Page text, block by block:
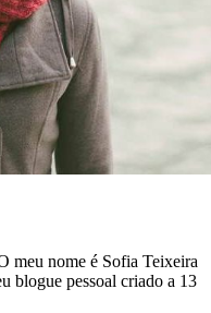
meu nome é Sofia Teixeira
blogue pessoal criado a 13